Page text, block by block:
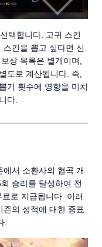
택합니다. 고귀 스킨
킨을 뽑고 싶다면 신
상 목록은 별개이며,
도로 계산됩니다. 즉,
기 횟수에 영향을 미치
다.
서 소환사의 협곡 개
승리를 달성하여 전
로 지급됩니다. 이러
의 성적에 대한 증표
.